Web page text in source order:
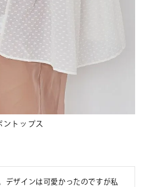
ントップス
デザインは可愛かったのですが私